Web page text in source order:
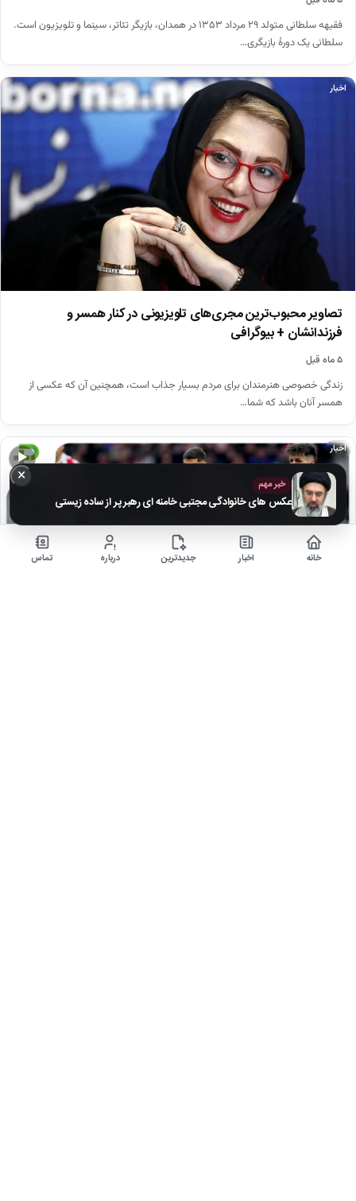
فقیهه سلطانی متولد ۲۹ مرداد ۱۳۵۳ در همدان، بازیگر تئاتر، سینما و تلویزیون است.
سلطانی یک دورهٔ بازیگری…
اخبار
تصاویر محبوب‌ترین مجری‌های تلویزیونی در کنار همسر و
فرزندانشان + بیوگرافی
۵ ماه قبل
زندگی خصوصی هنرمندان برای مردم بسیار جذاب است، همچنین آن که عکسی از
همسر آنان باشد که شما…
▶
اخبار
× خبر مهم
عکس های خانوادگی مجتبی خامنه ای رهبر پر از ساده زیستی
خانه اخبار جدیدترین درباره تماس